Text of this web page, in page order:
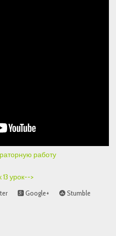
работу
13 урок-->
Google+
Stumble